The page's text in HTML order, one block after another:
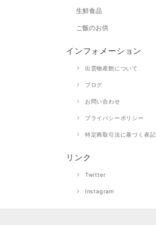
生鮮食品
ご飯のお供
インフォメーション
出雲物産館について
ブログ
お問い合わせ
プライバシーポリシー
特定商取引法に基づく表記
リンク
Twitter
Instagram